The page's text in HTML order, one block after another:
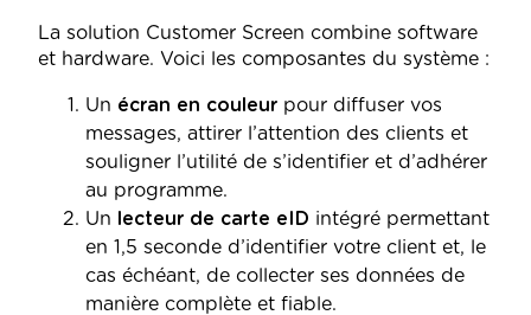
La solution Customer Screen combine software
et hardware. Voici les composantes du système :
Un écran en couleur pour diffuser vos
messages, attirer l’attention des clients et
souligner l’utilité de s’identifier et d’adhérer
au programme.
Un
lecteur de carte eID intégré permettant
en 1,5 seconde d’identifier votre client et, le
cas échéant, de collecter ses données de
manière complète et fiable.